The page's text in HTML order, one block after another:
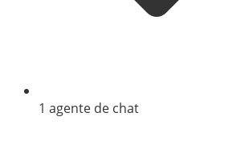
1 agente de chat